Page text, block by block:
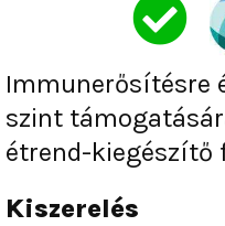
Immunerősítésre
szint
étrend-kiegészítő
Kiszerelés